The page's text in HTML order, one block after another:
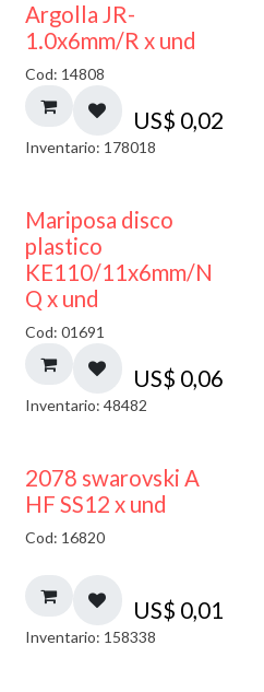
Argolla JR-
1.0x6mm/R x und
Cod: 14808
US$ 0,02
Inventario: 178018
Mariposa disco
plastico
KE110/11x6mm/N
Q x und
Cod: 01691
US$ 0,06
Inventario: 48482
2078 swarovski A
HF SS12 x und
Cod: 16820
US$ 0,01
Inventario: 158338